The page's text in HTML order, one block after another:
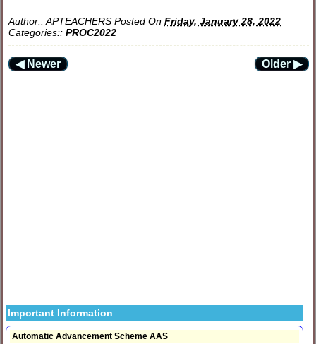
Author::APTEACHERS Posted OnFriday, January 28, 2022
Categories::PROC2022
◀ Newer Older ▶
Important Information
Automatic Advancement Scheme AAS